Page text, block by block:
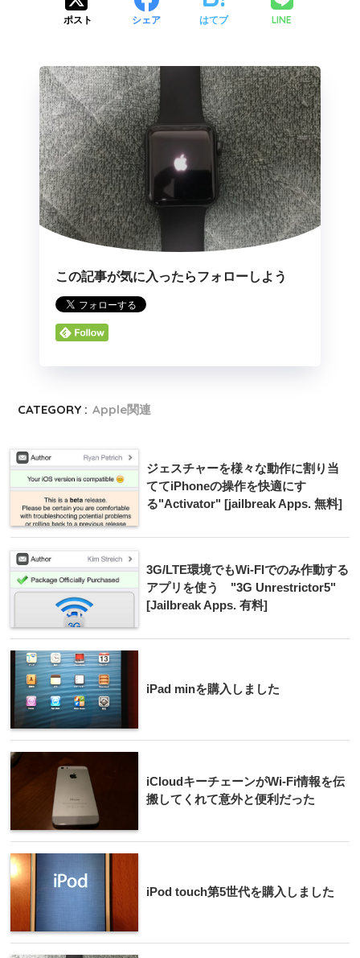
ポスト シェア はてブ LINE
この記事が気に入ったらフォローしよう
CATEGORY : Apple関連
ジェスチャーを様々な動作に割り当
ててiPhoneの操作を快適にす
る"Activator" [jailbreak Apps. 無料]
3G/LTE環境でもWi-FIでのみ作動する
アプリを使う "3G Unrestrictor5"
[Jailbreak Apps. 有料]
iPad minを購入しました
iCloudキーチェーンがWi-Fi情報を伝
搬してくれて意外と便利だった
iPod touch第5世代を購入しました